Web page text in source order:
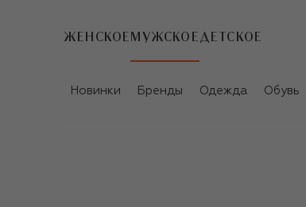
ЖЕНСКОЕ МУЖСКОЕ ДЕТСКОЕ
Новинки Бренды Одежда Обувь